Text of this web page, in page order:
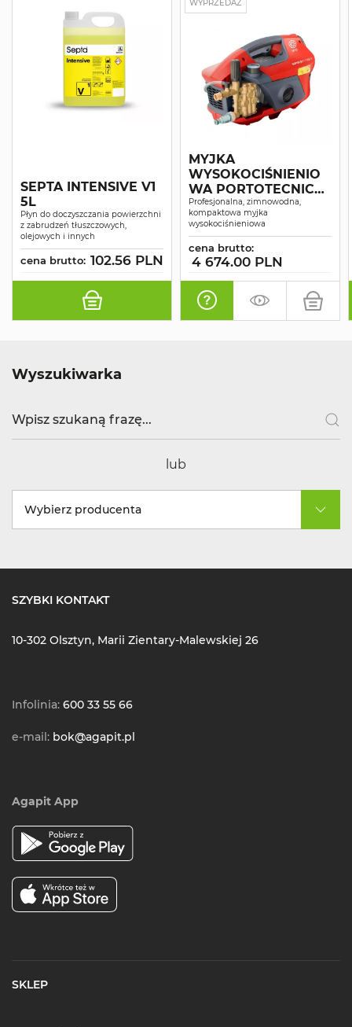
SEPTA INTENSIVE V1
5L
Płyn do doczyszczania powierzchni
z zabrudzeń tłuszczowych,
olejowych i innych
cena brutto: 102.56 PLN
WYPRZEDAŻ
MYJKA
WYSOKOCIŚNIENIO
WA PORTOTECNICA
SUPERJET 1609P
Profesjonalna, zimnowodna,
kompaktowa myjka
wysokociśnieniowa
cena brutto:
4 674.00 PLN
Wyszukiwarka
lub
Wybierz producenta
SZYBKI KONTAKT
10-302 Olsztyn, Marii Zientary-Malewskiej 26
Infolinia: 600 33 55 66
e-mail: bok@agapit.pl
Agapit App
SKLEP